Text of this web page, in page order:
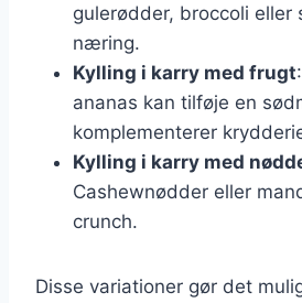
gulerødder, broccoli eller
næring.
Kylling i karry med frugt
ananas kan tilføje en
komplementerer
Kylling i karry med
Cashewnødder eller
crunch.
Disse variationer gør det